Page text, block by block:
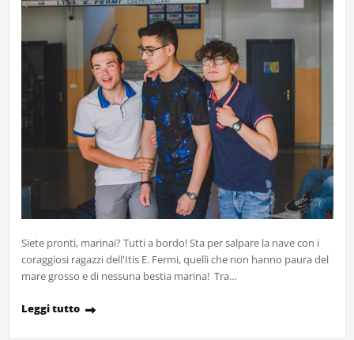
Siete pronti, marinai? Tutti a bordo! Sta per salpare la nave con i
coraggiosi ragazzi dell'Itis E. Fermi, quelli che non hanno paura del
mare grosso e di nessuna bestia marina! Tra…
Leggi tutto